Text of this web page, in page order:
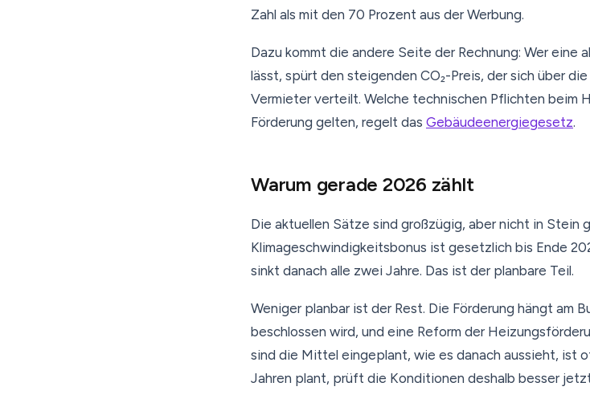
Zahl als mit den 70 Prozent aus der Werbung.
Dazu kommt die andere Seite der Rechnung: Wer eine
lässt, spürt den steigenden CO₂-Preis, der sich über die
Vermieter verteilt. Welche technischen Pflichten beim
Förderung gelten, regelt das Gebäudeenergiegesetz.
Warum gerade 2026 zählt
Die aktuellen Sätze sind großzügig, aber nicht in Stein
Klimageschwindigkeitsbonus ist gesetzlich bis Ende
sinkt danach alle zwei Jahre. Das ist der planbare Teil.
Weniger planbar ist der Rest. Die Förderung hängt am
beschlossen wird, und eine Reform der
sind die Mittel eingeplant, wie es danach aussieht, ist
Jahren plant, prüft die Konditionen deshalb besser